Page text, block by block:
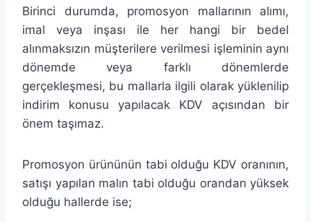
Birinci durumda, promosyon mallarının alımı,
imal veya inşası ile her hangi bir bedel
alınmaksızın müşterilere verilmesi işleminin aynı
dönemde veya farklı dönemlerde
gerçekleşmesi, bu mallarla ilgili olarak yüklenilip
indirim konusu yapılacak KDV açısından bir
önem taşımaz.
Promosyon ürününün tabi olduğu KDV oranının,
satışı yapılan malın tabi olduğu orandan yüksek
olduğu hallerde ise;